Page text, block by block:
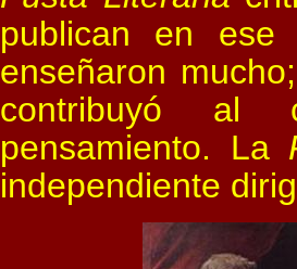
publican en
enseñaron
contribuyó al
pensamiento. La
independiente